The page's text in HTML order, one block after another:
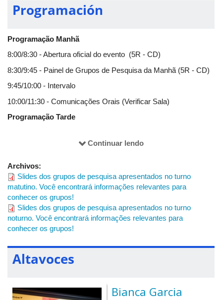
Programación
Programação Manhã
8:00/8:30 - Abertura oficial do evento (5R - CD)
8:30/9:45 - Painel de Grupos de Pesquisa da Manhã (5R - CD)
9:45/10:00 - Intervalo
10:00/11:30 - Comunicações Orais (Verificar Sala)
Programação Tarde
Bianca Garcia (5O - B)
19:00/20:15 - Painel de Grupos de Pesquisa da Noite (5R - CD)
20:15/20:30 - Intervalo
20:30/22:00 - Comunicações Orais (Verificar Sala)
Continuar lendo
Archivos:
Slides dos grupos de pesquisa apresentados no turno
matutino. Você encontrará informações relevantes para
conhecer os grupos!
Slides dos grupos de pesquisa apresentados no turno
noturno. Você encontrará informações relevantes para
conhecer os grupos!
Altavoces
Bianca Garcia